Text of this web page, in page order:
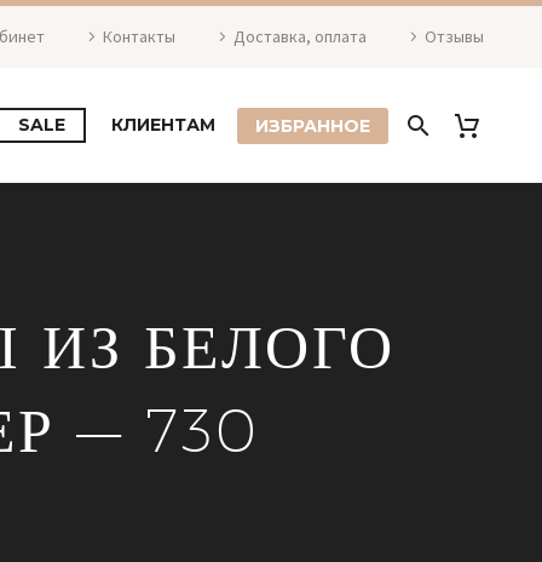
Контакты Доставка, оплата Отзывы
SALE КЛИЕНТАМ ИЗБРАННОЕ
ИЗ БЕЛОГО
— 730